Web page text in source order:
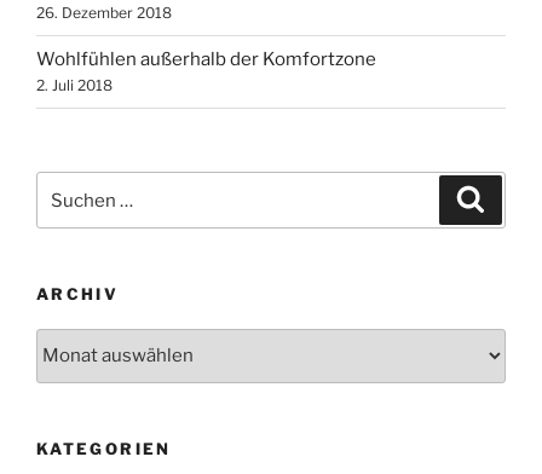
26. Dezember 2018
Wohlfühlen außerhalb der Komfortzone
2. Juli 2018
nach:
ARCHIV
KATEGORIEN